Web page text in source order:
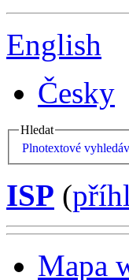
English
Česky
Hledat
Plnotextové
ISP (
Mapa